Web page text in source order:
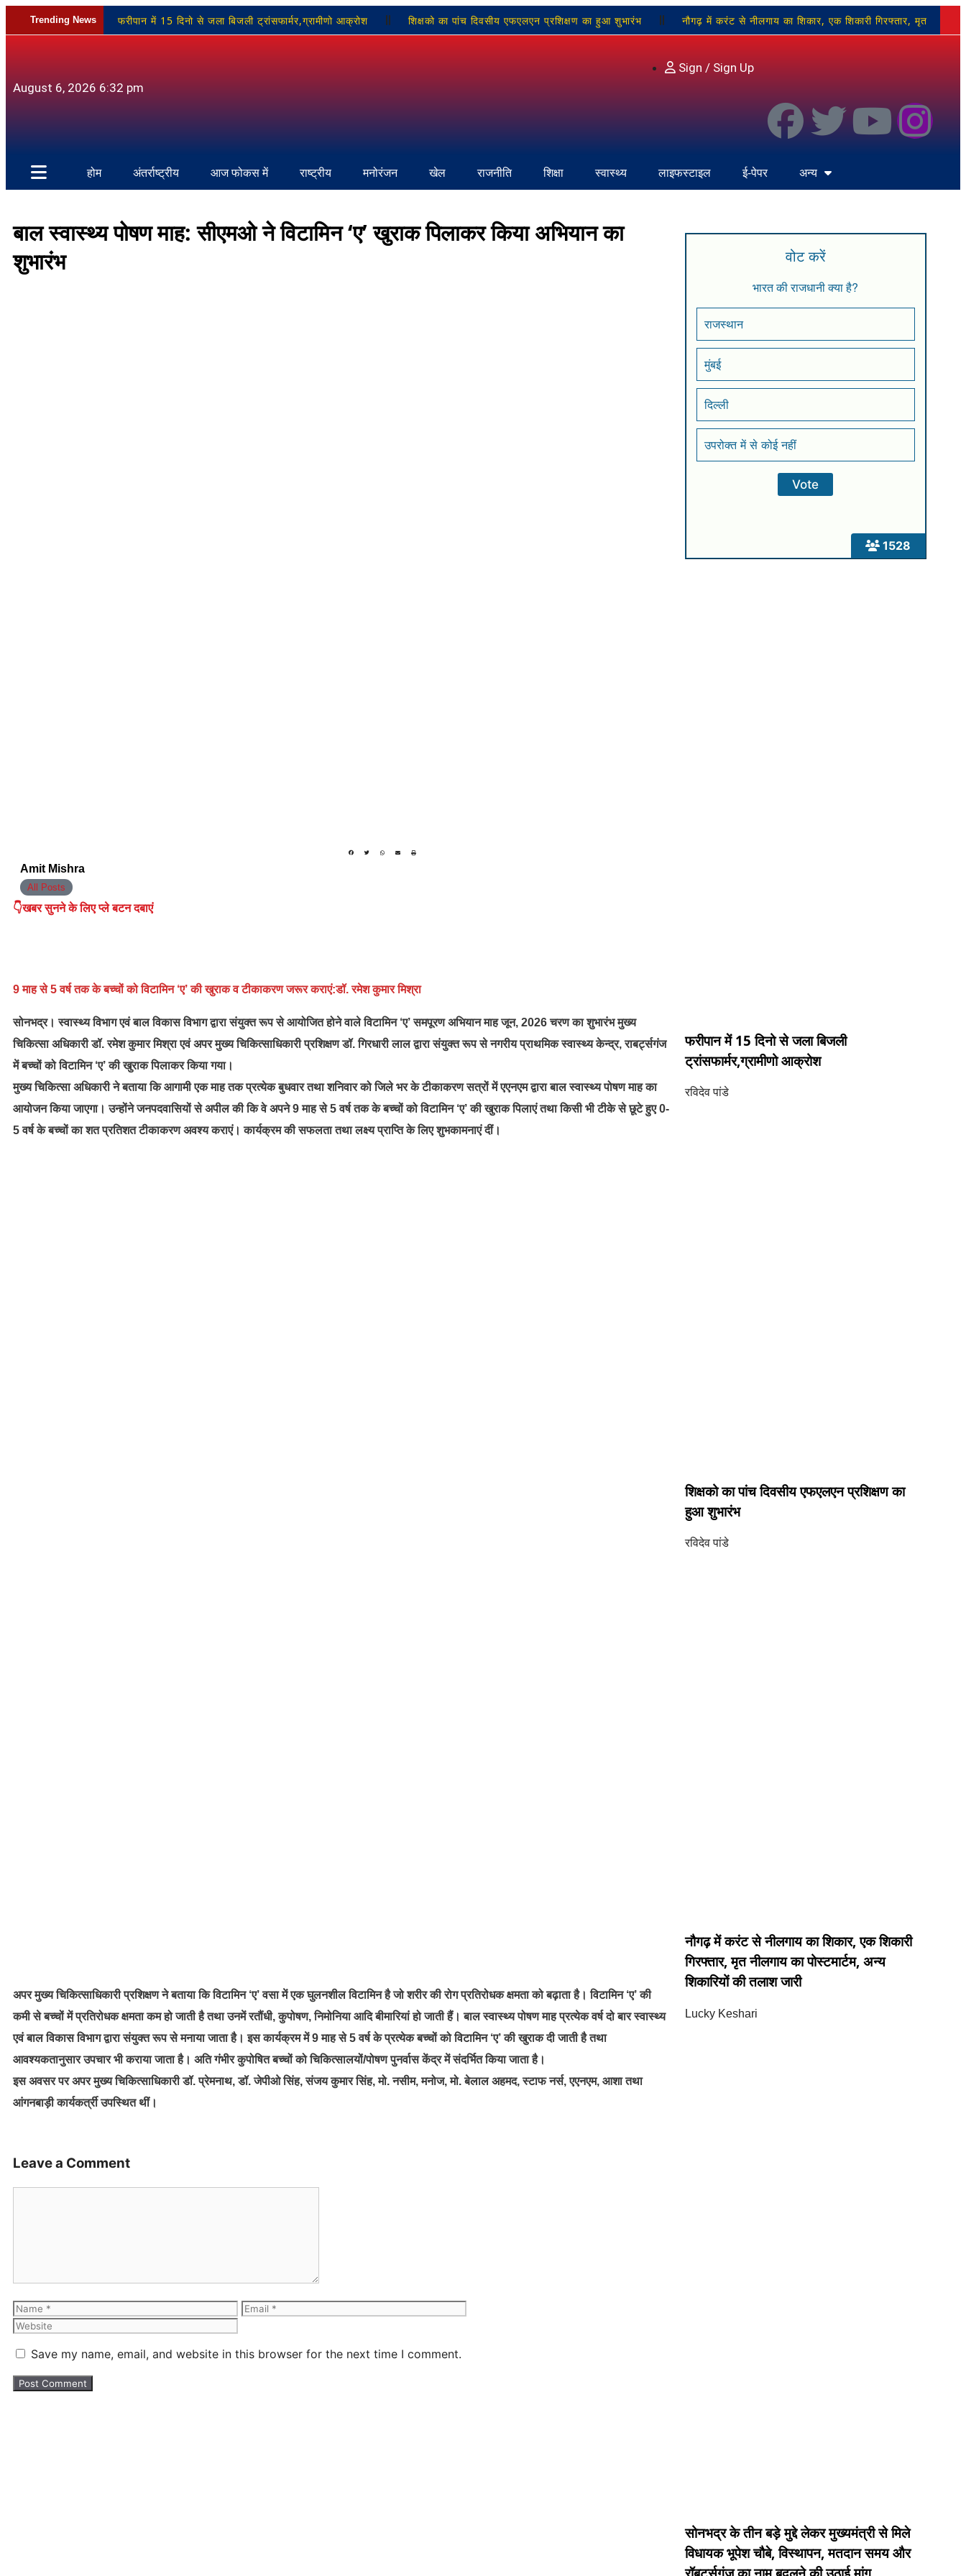
Trending News फरीपान में 15 दिनो से जला बिजली ट्रांसफार्मर,ग्रामीणो आक्रोश शिक्षको का पांच दिवसीय एफएलएन प्रशिक्षण का हुआ शुभारंभ नौगढ़ में करंट से नीलगाय का शिकार, एक शिकारी गिरफ्तार, मृत
August 6, 2026 6:32 pm
Sign / Sign Up
होम अंतर्राष्ट्रीय आज फोकस में राष्ट्रीय मनोरंजन खेल राजनीति शिक्षा स्वास्थ्य लाइफस्टाइल ई-पेपर अन्य
बाल स्वास्थ्य पोषण माह: सीएमओ ने विटामिन ‘ए’ खुराक पिलाकर किया अभियान का
शुभारंभ
Amit Mishra
All Posts
👇खबर सुनने के लिए प्ले बटन दबाएं
9 माह से 5 वर्ष तक के बच्चों को विटामिन ‘ए’ की खुराक व टीकाकरण जरूर कराएं:डॉ. रमेश कुमार मिश्रा
सोनभद्र। स्वास्थ्य विभाग एवं बाल विकास विभाग द्वारा संयुक्त रूप से आयोजित होने वाले विटामिन ‘ए’ समपूरण अभियान माह जून, 2026 चरण का शुभारंभ मुख्य
चिकित्सा अधिकारी डॉ. रमेश कुमार मिश्रा एवं अपर मुख्य चिकित्साधिकारी प्रशिक्षण डॉ. गिरधारी लाल द्वारा संयुक्त रूप से नगरीय प्राथमिक स्वास्थ्य केन्द्र, राबर्ट्सगंज
में बच्चों को विटामिन ‘ए’ की खुराक पिलाकर किया गया।
मुख्य चिकित्सा अधिकारी ने बताया कि आगामी एक माह तक प्रत्येक बुधवार तथा शनिवार को जिले भर के टीकाकरण सत्रों में एएनएम द्वारा बाल स्वास्थ्य पोषण माह का
आयोजन किया जाएगा। उन्होंने जनपदवासियों से अपील की कि वे अपने 9 माह से 5 वर्ष तक के बच्चों को विटामिन ‘ए’ की खुराक पिलाएं तथा किसी भी टीके से छूटे हुए 0-
5 वर्ष के बच्चों का शत प्रतिशत टीकाकरण अवश्य कराएं। कार्यक्रम की सफलता तथा लक्ष्य प्राप्ति के लिए शुभकामनाएं दीं।
अपर मुख्य चिकित्साधिकारी प्रशिक्षण ने बताया कि विटामिन ‘ए’ वसा में एक घुलनशील विटामिन है जो शरीर की रोग प्रतिरोधक क्षमता को बढ़ाता है। विटामिन ‘ए’ की
कमी से बच्चों में प्रतिरोधक क्षमता कम हो जाती है तथा उनमें रतौंधी, कुपोषण, निमोनिया आदि बीमारियां हो जाती हैं। बाल स्वास्थ्य पोषण माह प्रत्येक वर्ष दो बार स्वास्थ्य
एवं बाल विकास विभाग द्वारा संयुक्त रूप से मनाया जाता है। इस कार्यक्रम में 9 माह से 5 वर्ष के प्रत्येक बच्चों को विटामिन ‘ए’ की खुराक दी जाती है तथा
आवश्यकतानुसार उपचार भी कराया जाता है। अति गंभीर कुपोषित बच्चों को चिकित्सालयों/पोषण पुनर्वास केंद्र में संदर्भित किया जाता है।
इस अवसर पर अपर मुख्य चिकित्साधिकारी डॉ. प्रेमनाथ, डॉ. जेपीओ सिंह, संजय कुमार सिंह, मो. नसीम, मनोज, मो. बेलाल अहमद, स्टाफ नर्स, एएनएम, आशा तथा
आंगनबाड़ी कार्यकर्त्री उपस्थित थीं।
Leave a Comment
Save my name, email, and website in this browser for the next time I comment.
1528
वोट करें
भारत की राजधानी क्या है?
राजस्थान
मुंबई
दिल्ली
उपरोक्त में से कोई नहीं
फरीपान में 15 दिनो से जला बिजली
ट्रांसफार्मर,ग्रामीणो आक्रोश
रविदेव पांडे
शिक्षको का पांच दिवसीय एफएलएन प्रशिक्षण का
हुआ शुभारंभ
रविदेव पांडे
नौगढ़ में करंट से नीलगाय का शिकार, एक शिकारी
गिरफ्तार, मृत नीलगाय का पोस्टमार्टम, अन्य
शिकारियों की तलाश जारी
Lucky Keshari
सोनभद्र के तीन बड़े मुद्दे लेकर मुख्यमंत्री से मिले
विधायक भूपेश चौबे, विस्थापन, मतदान समय और